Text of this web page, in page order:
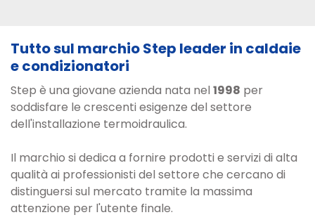
Tutto sul marchio Step leader in caldaie
e condizionatori
Step è una giovane azienda nata nel 1998 per
soddisfare le crescenti esigenze del settore
dell'installazione termoidraulica.
Il marchio si dedica a fornire prodotti e servizi di alta
qualità ai professionisti del settore che cercano di
distinguersi sul mercato tramite la massima
attenzione per l'utente finale.